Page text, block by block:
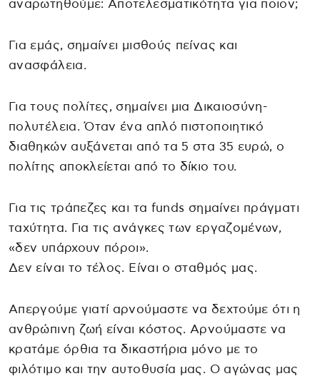
αναρωτηθούμε: Αποτελεσματικότητα για ποιον;
Για εμάς, σημαίνει μισθούς πείνας και
ανασφάλεια.
Για τους πολίτες, σημαίνει μια Δικαιοσύνη-
πολυτέλεια. Όταν ένα απλό πιστοποιητικό
διαθηκών αυξάνεται από τα 5 στα 35 ευρώ, ο
πολίτης αποκλείεται από το δίκιο του.
Για τις τράπεζες και τα funds σημαίνει πράγματι
ταχύτητα. Για τις ανάγκες των εργαζομένων,
«δεν υπάρχουν πόροι».
Δεν είναι το τέλος. Είναι ο σταθμός μας.
Απεργούμε γιατί αρνούμαστε να δεχτούμε ότι η
ανθρώπινη ζωή είναι κόστος. Αρνούμαστε να
κρατάμε όρθια τα δικαστήρια μόνο με το
φιλότιμο και την αυτοθυσία μας. Ο αγώνας μας